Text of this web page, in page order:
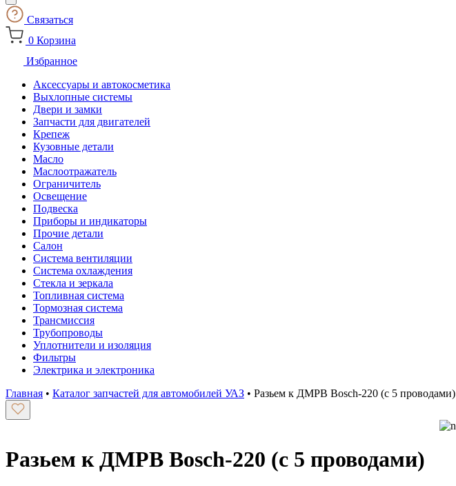
Связаться
0 Корзина
Избранное
Аксессуары и автокосметика
Выхлопные системы
Двери и замки
Запчасти для двигателей
Крепеж
Кузовные детали
Масло
Маслоотражатель
Ограничитель
Освещение
Подвеска
Приборы и индикаторы
Прочие детали
Салон
Система вентиляции
Система охлаждения
Стекла и зеркала
Топливная система
Тормозная система
Трансмиссия
Трубопроводы
Уплотнители и изоляция
Фильтры
Электрика и электроника
Главная • Каталог запчастей для автомобилей УАЗ • Разьем к ДМРВ Bosch-220 (с 5 проводами)
Разьем к ДМРВ Bosch-220 (с 5 проводами)